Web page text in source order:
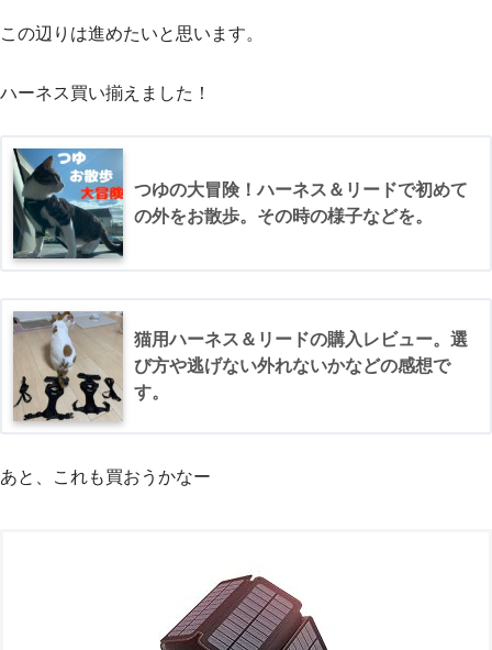
この辺りは進めたいと思います。
ハーネス買い揃えました！
つゆの大冒険！ハーネス＆リードで初めて
の外をお散歩。その時の様子などを。
猫用ハーネス＆リードの購入レビュー。選
び方や逃げない外れないかなどの感想で
す。
あと、これも買おうかなー